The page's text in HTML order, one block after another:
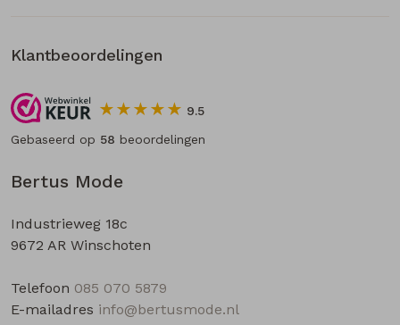
Bertus Mode
Industrieweg 18c
9672 AR Winschoten
Telefoon 085 070 5879
E-mailadres info@bertusmode.nl
Klantbeoordelingen
9.5
Gebaseerd op 58 beoordelingen